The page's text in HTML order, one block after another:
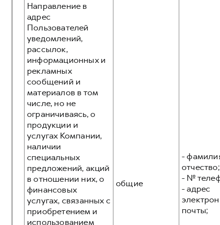
Направление в
адрес
Пользователей
уведомлений,
рассылок,
информационных и
рекламных
сообщений и
материалов в том
числе, но не
ограничиваясь, о
продукции и
услугах Компании,
наличии
специальных
предложений, акций
в отношении них, о
финансовых
услугах, связанных с
приобретением и
использованием
общие
-
отчество;
- №
- адрес
почты;